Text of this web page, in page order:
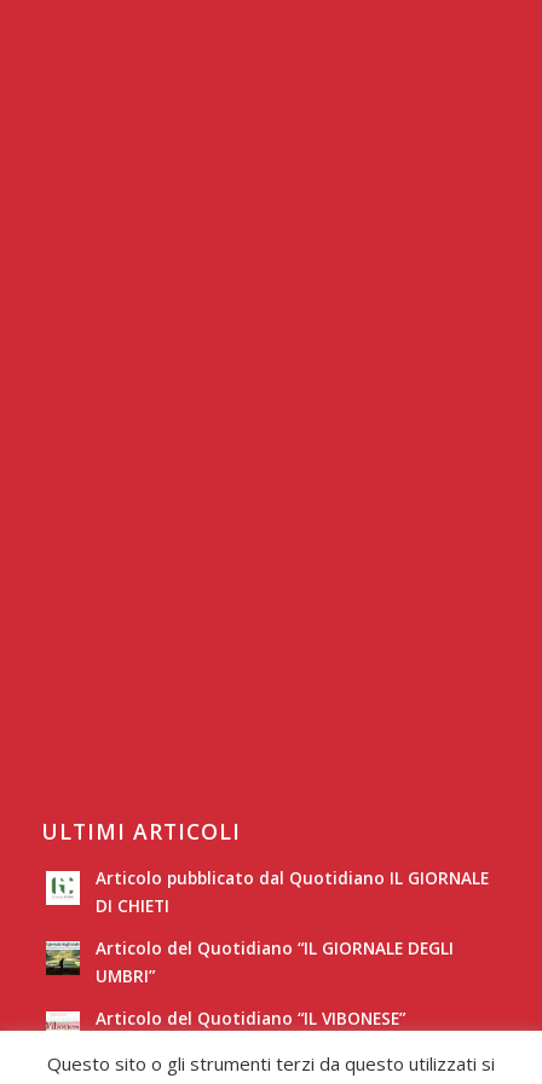
ULTIMI ARTICOLI
Articolo pubblicato dal Quotidiano IL GIORNALE
DI CHIETI
Articolo del Quotidiano “IL GIORNALE DEGLI
UMBRI”
Articolo del Quotidiano “IL VIBONESE”
Articolo del Quotidiano “LA NUOVA SARDEGNA”
Questo sito o gli strumenti terzi da questo utilizzati si